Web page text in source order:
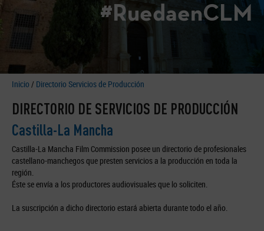
#RuedaenCLM
Inicio / Directorio Servicios de Producción
DIRECTORIO DE SERVICIOS DE PRODUCCIÓN
Castilla-La Mancha
Castilla-La Mancha Film Commission posee un directorio de profesionales
castellano-manchegos que presten servicios a la producción en toda la
región.
Éste se envía a los productores audiovisuales que lo soliciten.
La suscripción a dicho directorio estará abierta durante todo el año.